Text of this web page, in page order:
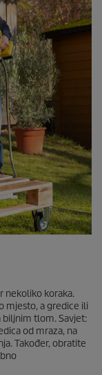
nekoliko koraka.
mjesto, a gredice ili
tlom. Savjet:
od mraza, na
Također, obratite